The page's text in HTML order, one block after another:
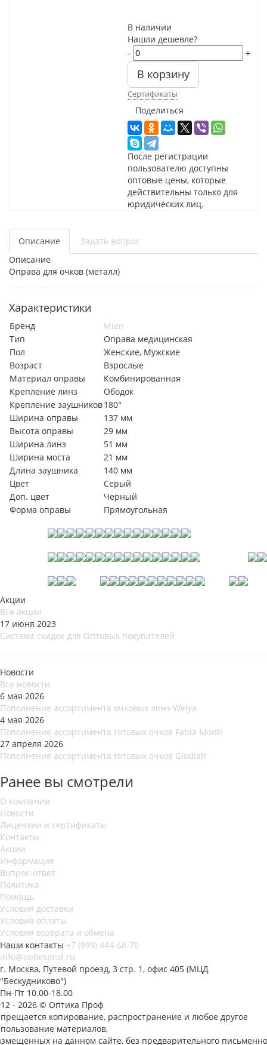
В наличии
Нашли дешевле?
-
+
В корзину
Сертификаты
Поделиться
После регистрации
пользователю доступны
оптовые цены, которые
действительны только для
юридических лиц.
Описание
Задать вопрос
Описание
Оправа для очков (металл)
Характеристики
Бренд
Mien
Тип
Оправа медицинская
Пол
Женские, Мужские
Возраст
Взрослые
Материал оправы
Комбинированная
Крепление линз
Ободок
Крепление заушников180°
Ширина оправы
137 мм
Высота оправы
29 мм
Ширина линз
51 мм
Ширина моста
21 мм
Длина заушника
140 мм
Цвет
Серый
Доп. цвет
Черный
Форма оправы
Прямоугольная
Акции
Все акции
17 июня 2023
Система скидок для Оптовых покупателей
Новости
Все новости
6 мая 2026
Пополнение ассортимента очковых линз Weiya
4 мая 2026
Пополнение ассортимента готовых очков Fabia Monti
27 апреля 2026
Пополнение ассортимента готовых очков Glodiatr
Ранее вы смотрели
О компании
Новости
Лицензии и сертификаты
Контакты
Акции
Информация
Вопрос-ответ
Политика
Помощь
Условия доставки
Условия оплаты
Условия возврата и обмена
Наши контакты +7 (999) 444-68-70
info@opticsprof.ru
г. Москва, Путевой проезд, 3 стр. 1, офис 405 (МЦД
"Бескудниково")
Пн-Пт 10.00-18.00
- 2026 © Оптика Проф
копирование, распространение и любое другое
материалов,
на данном сайте, без предварительного